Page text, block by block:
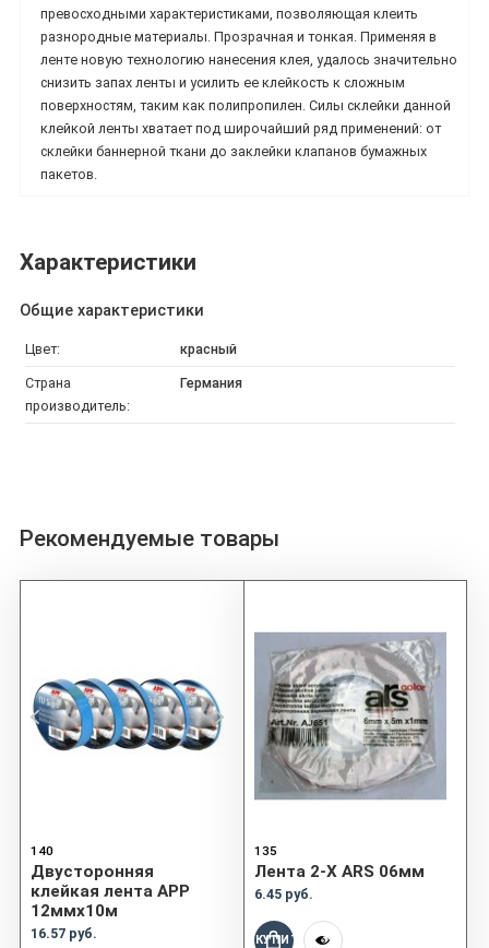
превосходными характеристиками, позволяющая клеить
разнородные материалы. Прозрачная и тонкая. Применяя в
ленте новую технологию нанесения клея, удалось значительно
снизить запах ленты и усилить ее клейкость к сложным
поверхностям, таким как полипропилен. Силы склейки данной
клейкой ленты хватает под широчайший ряд применений: от
склейки баннерной ткани до заклейки клапанов бумажных
пакетов.
Характеристики
Общие характеристики
Цвет: красный
Страна
производитель:
Германия
Рекомендуемые товары
140
Двусторонняя
клейкая лента APP
12ммx10м
16.57 руб.
135
Лента 2-X ARS 06мм
6.45 руб.
КУПИТЬ